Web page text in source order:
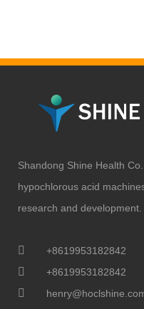
Shandong Shine Health
hypochlorous acid
research and development.
+8619953182842
+8619953182842